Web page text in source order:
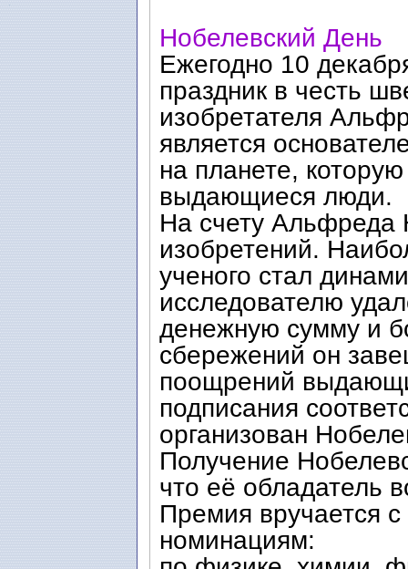
Нобелевский День
Ежегодно 10
праздник в честь
изобретателя
является
на планете,
выдающиеся люди.
На счету
изобретений.
ученого стал
исследователю
денежную сумму и
сбережений он
поощрений
подписания
организован
Получение
что её обладатель
Премия вручается
номинациям: